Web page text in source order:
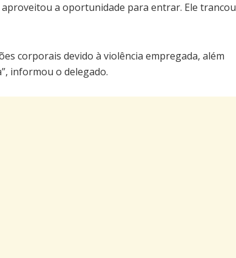
a oportunidade para entrar. Ele trancou
corporais devido à violência empregada, além
informou o delegado.